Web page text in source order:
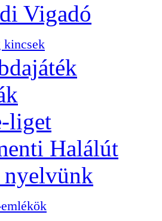
Vigadó
kincsek
liget
Halálút
nyelvünk